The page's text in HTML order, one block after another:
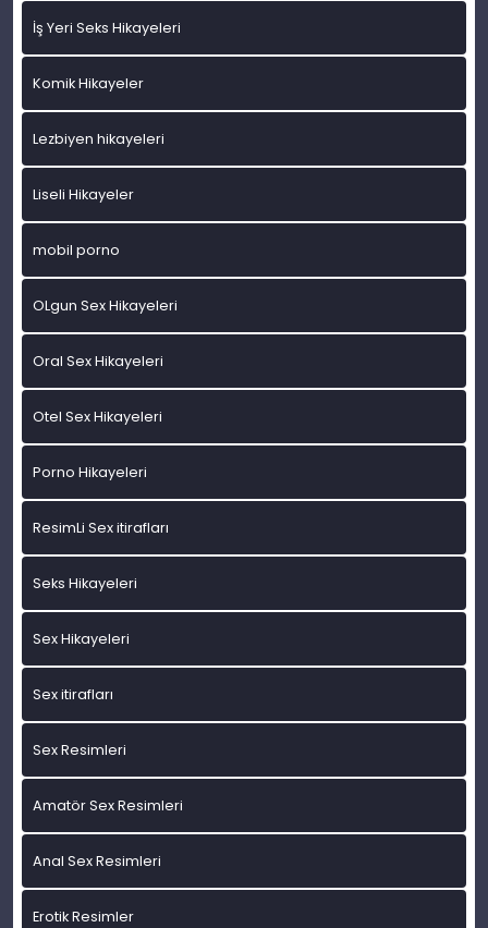
İş Yeri Seks Hikayeleri
Komik Hikayeler
Lezbiyen hikayeleri
Liseli Hikayeler
mobil porno
OLgun Sex Hikayeleri
Oral Sex Hikayeleri
Otel Sex Hikayeleri
Porno Hikayeleri
ResimLi Sex itirafları
Seks Hikayeleri
Sex Hikayeleri
Sex itirafları
Sex Resimleri
Amatör Sex Resimleri
Anal Sex Resimleri
Erotik Resimler